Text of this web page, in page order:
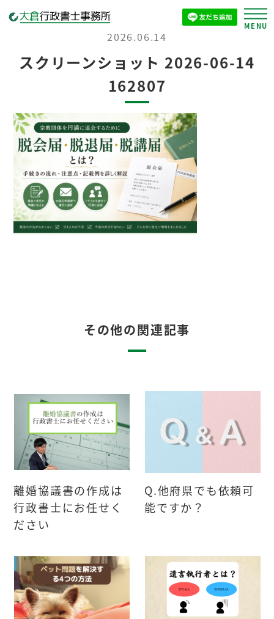
2026.06.14
スクリーンショット 2026-06-14
162807
その他の関連記事
離婚協議書の作成は
行政書士にお任せく
ださい
Q.他府県でも依頼可
能ですか？